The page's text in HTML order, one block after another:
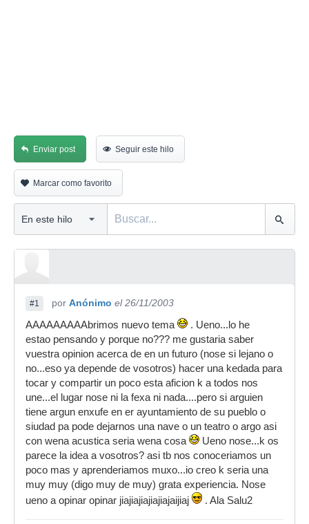
Enviar post Seguir este hilo
Marcar como favorito
#1 por Anónimo el 26/11/2003
AAAAAAAAAbrimos nuevo tema
. Ueno...lo he
estao pensando y porque no??? me gustaria saber
vuestra opinion acerca de en un futuro (nose si lejano o
no...eso ya depende de vosotros) hacer una kedada para
tocar y compartir un poco esta aficion k a todos nos
une...el lugar nose ni la fexa ni nada....pero si arguien
tiene argun enxufe en er ayuntamiento de su pueblo o
siudad pa pode dejarnos una nave o un teatro o argo asi
con wena acustica seria wena cosa
Ueno nose...k os
parece la idea a vosotros? asi tb nos conoceriamos un
poco mas y aprenderiamos muxo...io creo k seria una
muy muy (digo muy de muy) grata experiencia. Nose
ueno a opinar opinar jiajiajiajiajiajaijiaj
. Ala Salu2